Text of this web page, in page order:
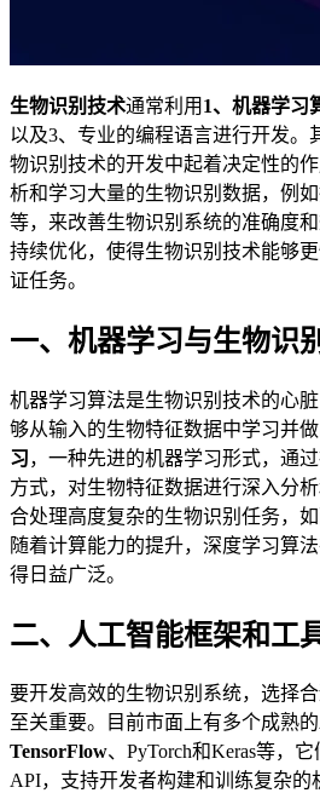
生物识别技术通常利用 1、机器学习
以及3、专业的编程语言进行开发。
物识别技术的开发中起着决定性的
析和学习大量的生物识别数据，例
等，来改善生物识别系统的准确度
持续优化，使得生物识别技术能够
证任务。
一、机器学习与生物识别
机器学习算法是生物识别技术的心
够从输入的生物特征数据中学习并做
习，一种先进的机器学习形式，通
方式，对生物特征数据进行深入分
合处理高度复杂的生物识别任务，
随着计算能力的提升，深度学习算
得日益广泛。
二、人工智能框架和工
要开发高效的生物识别系统，选择
至关重要。目前市面上有多个成熟
TensorFlow、PyTorch和Keras等，
API，支持开发者构建和训练复杂的